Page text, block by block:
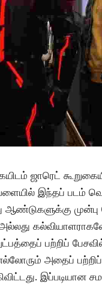
ஜாரெட்
இந்தப் படம்
ஆண்டுகளுக்கு
பற்றிப்
அதைப் பற்றிப்
இப்படியான